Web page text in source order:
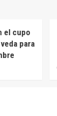
el cupo
para